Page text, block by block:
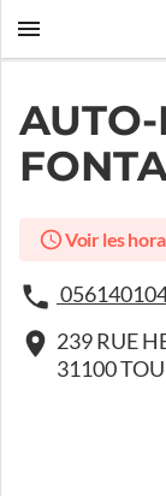
Voir les
239 RUE
31100